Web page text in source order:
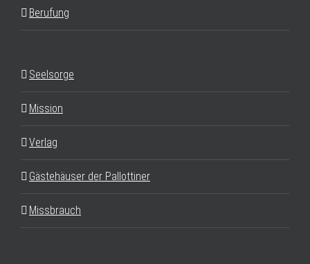
Berufung
Seelsorge
Mission
Verlag
Gästehäuser der Pallottiner
Missbrauch